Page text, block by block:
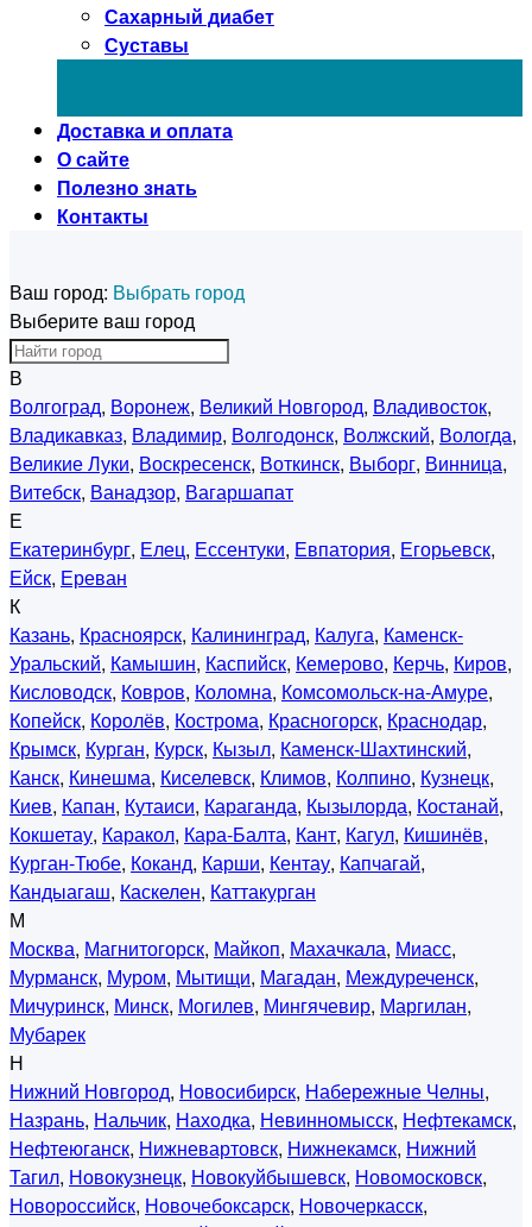
Сахарный диабет
Суставы
Доставка и оплата
О сайте
Полезно знать
Контакты
Ваш город: Выбрать город
Выберите ваш город
В
Волгоград, Воронеж, Великий Новгород, Владивосток,
Владикавказ, Владимир, Волгодонск, Волжский, Вологда,
Великие Луки, Воскресенск, Воткинск, Выборг, Винница,
Витебск, Ванадзор, Вагаршапат
Е
Екатеринбург, Елец, Ессентуки, Евпатория, Егорьевск,
Ейск, Ереван
К
Казань, Красноярск, Калининград, Калуга, Каменск-
Уральский, Камышин, Каспийск, Кемерово, Керчь, Киров,
Кисловодск, Ковров, Коломна, Комсомольск-на-Амуре,
Копейск, Королёв, Кострома, Красногорск, Краснодар,
Крымск, Курган, Курск, Кызыл, Каменск-Шахтинский,
Канск, Кинешма, Киселевск, Климов, Колпино, Кузнецк,
Киев, Капан, Кутаиси, Караганда, Кызылорда, Костанай,
Кокшетау, Каракол, Кара-Балта, Кант, Кагул, Кишинёв,
Курган-Тюбе, Коканд, Карши, Кентау, Капчагай,
Кандыагаш, Каскелен, Каттакурган
М
Москва, Магнитогорск, Майкоп, Махачкала, Миасс,
Мурманск, Муром, Мытищи, Магадан, Междуреченск,
Мичуринск, Минск, Могилев, Мингячевир, Маргилан,
Мубарек
Н
Нижний Новгород, Новосибирск, Набережные Челны,
Назрань, Нальчик, Находка, Невинномысск, Нефтекамск,
Нефтеюганск, Нижневартовск, Нижнекамск, Нижний
Тагил, Новокузнецк, Новокуйбышевск, Новомосковск,
Новороссийск, Новочебоксарск, Новочеркасск,